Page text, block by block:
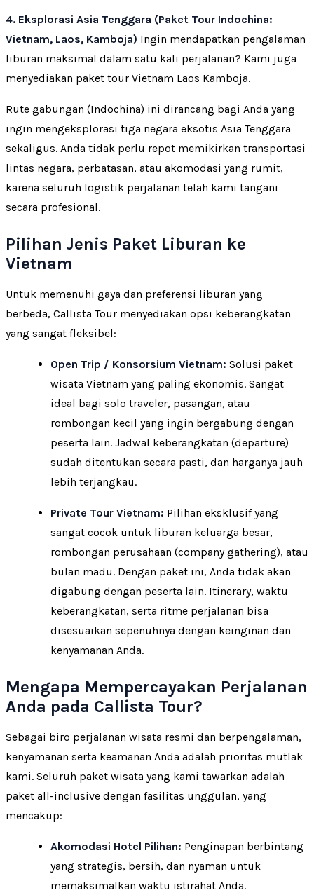
4. Eksplorasi Asia Tenggara (Paket Tour Indochina:
Vietnam, Laos, Kamboja) Ingin mendapatkan pengalaman
liburan maksimal dalam satu kali perjalanan? Kami juga
menyediakan paket tour Vietnam Laos Kamboja.
Rute gabungan (Indochina) ini dirancang bagi Anda yang
ingin mengeksplorasi tiga negara eksotis Asia Tenggara
sekaligus. Anda tidak perlu repot memikirkan transportasi
lintas negara, perbatasan, atau akomodasi yang rumit,
karena seluruh logistik perjalanan telah kami tangani
secara profesional.
Pilihan Jenis Paket Liburan ke
Vietnam
Untuk memenuhi gaya dan preferensi liburan yang
berbeda, Callista Tour menyediakan opsi keberangkatan
yang sangat fleksibel:
Open Trip / Konsorsium Vietnam: Solusi paket
wisata Vietnam yang paling ekonomis. Sangat
ideal bagi solo traveler, pasangan, atau
rombongan kecil yang ingin bergabung dengan
peserta lain. Jadwal keberangkatan (departure)
sudah ditentukan secara pasti, dan harganya jauh
lebih terjangkau.
Private Tour Vietnam: Pilihan eksklusif yang
sangat cocok untuk liburan keluarga besar,
rombongan perusahaan (company gathering), atau
bulan madu. Dengan paket ini, Anda tidak akan
digabung dengan peserta lain. Itinerary, waktu
keberangkatan, serta ritme perjalanan bisa
disesuaikan sepenuhnya dengan keinginan dan
kenyamanan Anda.
Mengapa Mempercayakan Perjalanan
Anda pada Callista Tour?
Sebagai biro perjalanan wisata resmi dan berpengalaman,
kenyamanan serta keamanan Anda adalah prioritas mutlak
kami. Seluruh paket wisata yang kami tawarkan adalah
paket all-inclusive dengan fasilitas unggulan, yang
mencakup:
Akomodasi Hotel Pilihan: Penginapan berbintang
yang strategis, bersih, dan nyaman untuk
memaksimalkan waktu istirahat Anda.